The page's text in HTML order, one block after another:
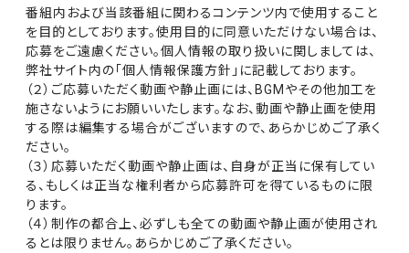
番組内および当該番組に関わるコンテンツ内で使用すること
を目的としております。使用目的に同意いただけない場合は、
応募をご遠慮ください。個人情報の取り扱いに関しましては、
弊社サイト内の「個人情報保護方針」に記載しております。
（２）ご応募いただく動画や静止画には、BGMやその他加工を
施さないようにお願いいたします。なお、動画や静止画を使用
する際は編集する場合がございますので、あらかじめご了承く
ださい。
（３）応募いただく動画や静止画は、自身が正当に保有してい
る、もしくは正当な権利者から応募許可を得ているものに限
ります。
（４）制作の都合上、必ずしも全ての動画や静止画が使用され
るとは限りません。あらかじめご了承ください。